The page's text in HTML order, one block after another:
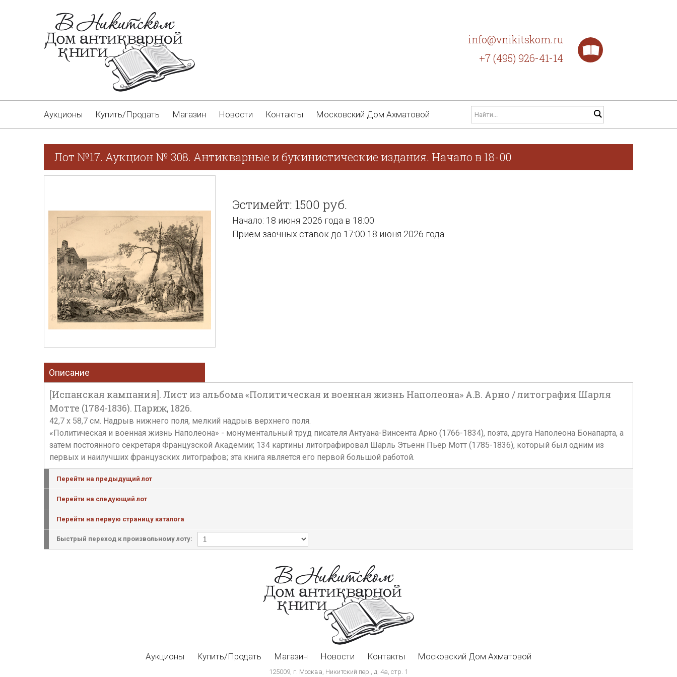
info@vnikitskom.ru
+7 (495) 926-41-14
Аукционы Купить/Продать Магазин Новости Контакты Московский Дом Ахматовой
Лот №17. Аукцион № 308. Антикварные и букинистические издания. Начало в 18-00
Эстимейт: 1500 руб.
Начало: 18 июня 2026 года в 18:00
Прием заочных ставок до 17:00 18 июня 2026 года
Описание
[Испанская кампания]. Лист из альбома «Политическая и военная жизнь Наполеона» А.В. Арно / литография Шарля
Мотте (1784-1836). Париж, 1826.
42,7 х 58,7 см. Надрыв нижнего поля, мелкий надрыв верхнего поля.
«Политическая и военная жизнь Наполеона» - монументальный труд писателя Антуана-Винсента Арно (1766-1834), поэта, друга Наполеона Бонапарта, а
затем постоянного секретаря Французской Академии; 134 картины литографировал Шарль Этьенн Пьер Мотт (1785-1836), который был одним из
первых и наилучших французских литографов; эта книга является его первой большой работой.
Перейти на предыдущий лот
Перейти на следующий лот
Перейти на первую страницу каталога
Быстрый переход к произвольному лоту:
Аукционы Купить/Продать Магазин Новости Контакты Московский Дом Ахматовой
125009, г. Москва, Никитский пер., д. 4а, стр. 1